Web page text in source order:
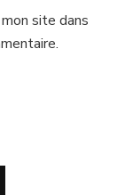
site dans